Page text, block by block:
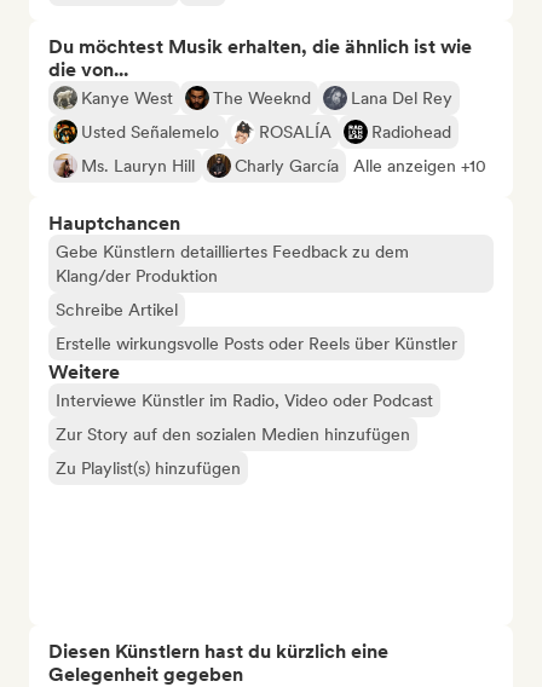
Du möchtest Musik erhalten, die ähnlich ist wie
die von...
Kanye West The Weeknd
Lana Del Rey
Usted Señalemelo
ROSALÍA
Radiohead
Ms. Lauryn Hill
Charly García Alle anzeigen +10
Hauptchancen
Gebe Künstlern detailliertes Feedback zu dem
Klang/der Produktion
Schreibe Artikel
Erstelle wirkungsvolle Posts oder Reels über Künstler
Weitere
Interviewe Künstler im Radio, Video oder Podcast
Zur Story auf den sozialen Medien hinzufügen
Zu Playlist(s) hinzufügen
Diesen Künstlern hast du kürzlich eine
Gelegenheit gegeben